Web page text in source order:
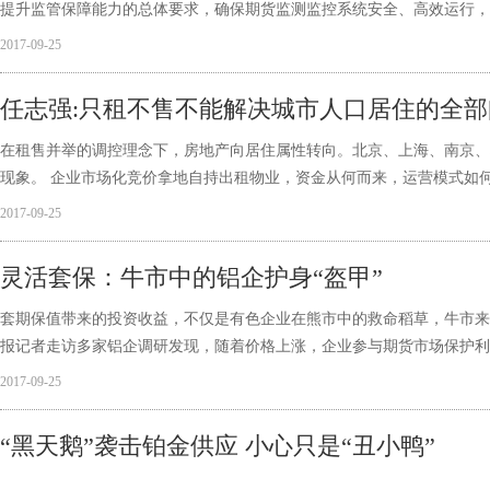
提升监管保障能力的总体要求，确保期货监测监控系统安全、高效运行
2017-09-25
任志强:只租不售不能解决城市人口居住的全
在租售并举的调控理念下，房地产向居住属性转向。北京、上海、南京
现象。 企业市场化竞价拿地自持出租物业，资金从何而来，运营模式如
2017-09-25
灵活套保：牛市中的铝企护身“盔甲”
套期保值带来的投资收益，不仅是有色企业在熊市中的救命稻草，牛市
报记者走访多家铝企调研发现，随着价格上涨，企业参与期货市场保护
2017-09-25
“黑天鹅”袭击铂金供应 小心只是“丑小鸭”